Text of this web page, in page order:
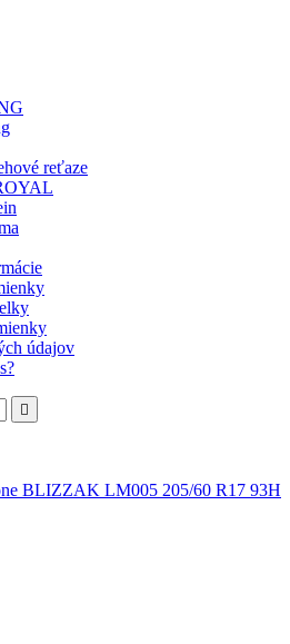
údajov

BLIZZAK LM005 205/60 R17 93H